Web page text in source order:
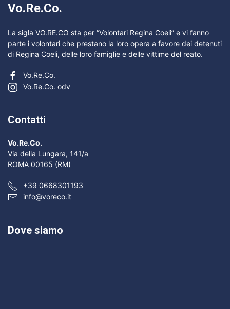
Vo.Re.Co.
La sigla VO.RE.CO sta per “Volontari Regina Coeli” e vi fanno
parte i volontari che prestano la loro opera a favore dei detenuti
di Regina Coeli, delle loro famiglie e delle vittime del reato.
Vo.Re.Co.
Vo.Re.Co. odv
Contatti
Vo.Re.Co.
Via della Lungara, 141/a
ROMA 00165 (RM)
+39 0668301193
info@voreco.it
Dove siamo